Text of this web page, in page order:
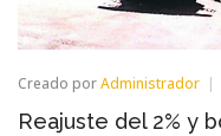
Creado porAdministrador
Reajuste del 2% y